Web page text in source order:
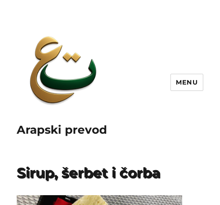
Arapski prevod
MENU
Sirup, šerbet i čorba